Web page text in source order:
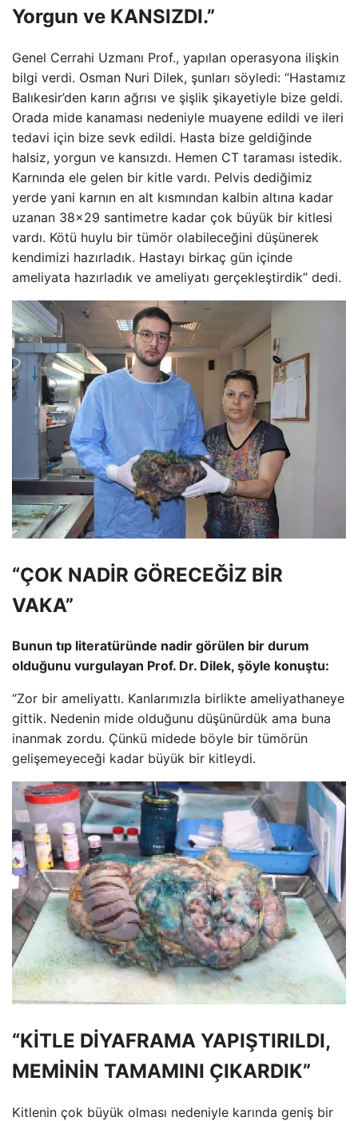
Yorgun ve KANSIZDI.”
Genel Cerrahi Uzmanı Prof., yapılan operasyona ilişkin
bilgi verdi. Osman Nuri Dilek, şunları söyledi: “Hastamız
Balıkesir’den karın ağrısı ve şişlik şikayetiyle bize geldi.
Orada mide kanaması nedeniyle muayene edildi ve ileri
tedavi için bize sevk edildi. Hasta bize geldiğinde
halsiz, yorgun ve kansızdı. Hemen CT taraması istedik.
Karnında ele gelen bir kitle vardı. Pelvis dediğimiz
yerde yani karnın en alt kısmından kalbin altına kadar
uzanan 38×29 santimetre kadar çok büyük bir kitlesi
vardı. Kötü huylu bir tümör olabileceğini düşünerek
kendimizi hazırladık. Hastayı birkaç gün içinde
ameliyata hazırladık ve ameliyatı gerçekleştirdik” dedi.
“ÇOK NADİR GÖRECEĞİZ BİR
VAKA”
Bunun tıp literatüründe nadir görülen bir durum
olduğunu vurgulayan Prof. Dr. Dilek, şöyle konuştu:
“Zor bir ameliyattı. Kanlarımızla birlikte ameliyathaneye
gittik. Nedenin mide olduğunu düşünürdük ama buna
inanmak zordu. Çünkü midede böyle bir tümörün
gelişemeyeceği kadar büyük bir kitleydi.
“KİTLE DİYAFRAMA YAPIŞTIRILDI,
MEMİNİN TAMAMINI ÇIKARDIK”
Kitlenin çok büyük olması nedeniyle karında geniş bir